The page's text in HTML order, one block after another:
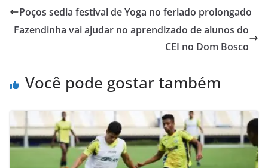
Poços sedia festival de Yoga no feriado prolongado
Fazendinha vai ajudar no aprendizado de alunos do
CEI no Dom Bosco
Você pode gostar também